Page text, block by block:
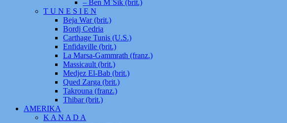
– Ben M`Sik (brit.)
T U N E S I E N
Beja War (brit.)
Bordj Cedria
Carthage Tunis (U.S.)
Enfidaville (brit.)
La Marsa-Gammrath (franz.)
Massicault (brit.)
Medjez El-Bab (brit.)
Qued Zarga (brit.)
Takrouna (franz.)
Thibar (brit.)
AMERIKA
K A N A D A